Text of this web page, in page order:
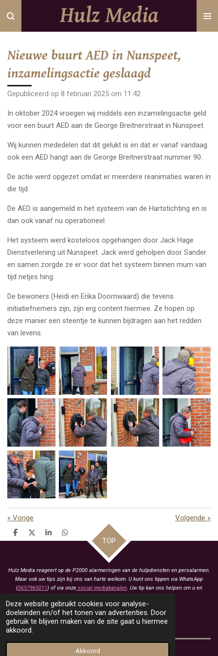
Deze website gebruikt cookies voor analyse-
doeleinden en/of het tonen van advertenties. Door
gebruik te blijven maken van de site gaat u hiermee
akkoord.
Akkoord
Ga
direct
hoofdinhoud
Hulz Media
Nieuwe buurt AED in Nunspeet,
inzamelingsactie geslaagd
Gepubliceerd op 8 februari 2025 om 11:42
In oktober 2024 vroegen wij middels een inzamelingsactie geld
voor een buurt AED aan de George Breitnerstraat in Nunspeet.
Wij kunnen mededelen dat dit gelukt is en dat er vanaf vandaag
ook een AED hangt aan de George Breitnerstraat nummer 90.
De actie werd opgezet omdat er meerdere reanimaties waren in
die tijd.
De AED is aangemeld in het systeem van de Hartstichting en is
dan ook vanaf nu operationeel.
Het systeem werd kosteloos opgehangen door Jack Hage
Dienstverlening uit Nunspeet. Jack werd geholpen door Sander
en samen zorgde ze er voor dat het systeem binnen mum van
tijd netjes hing.
De bewoners (Heidi en Erika Doornwaard) die tevens
initiatiefnemers zijn, zijn erg content hiermee. Ze hopen op
deze manier een steentje te kunnen bijdragen aan het redden
van levens.
« Vorige Volgende »
D
e
D
e
S
h
D
e
TOP
Hulz Media reageert op de P2000 alarmeringen van de hulpdiensten en persalarmen.
Maar ook uw tips zijn bij ons van harte welkom. U kunt ons tippen via WhatsApp
(0657965011) of via onzesocial mediakanalen. Uw tip kan ons helpen om u en
KVK: 93463413
BTW: NL005021657B79